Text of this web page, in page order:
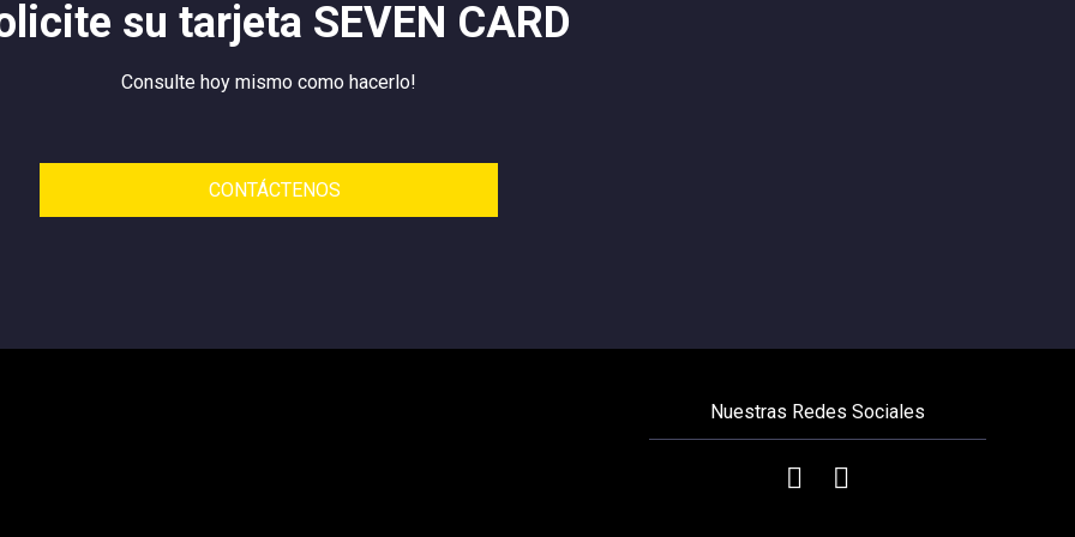
su tarjeta SEVEN CARD
Consulte hoy mismo como hacerlo!
CONTÁCTENOS
Nuestras Redes Sociales